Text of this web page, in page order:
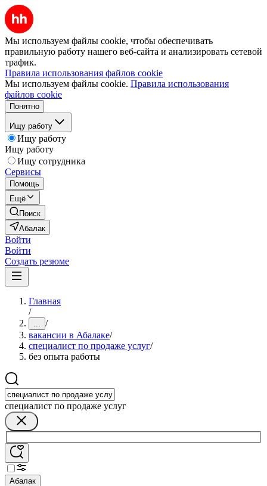
Мы используем файлы cookie, чтобы обеспечивать
правильную работу нашего веб-сайта и анализировать сетевой
трафик.
Правила использования файлов cookie
Мы используем файлы cookie. Правила использования
файлов cookie
Понятно
Ищу работу
Ищу работу
Ищу работу
Ищу сотрудника
Сервисы
Помощь
Ещё
Поиск
Абалак
Войти
Войти
Создать резюме
Главная
/
... /
вакансии в Абалаке/
специалист по продаже услуг/
без опыта работы
специалист по продаже услуг
Абалак